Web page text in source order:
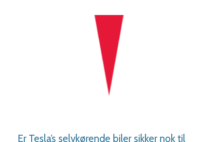
Er Tesla’s selvkørende biler sikker nok til